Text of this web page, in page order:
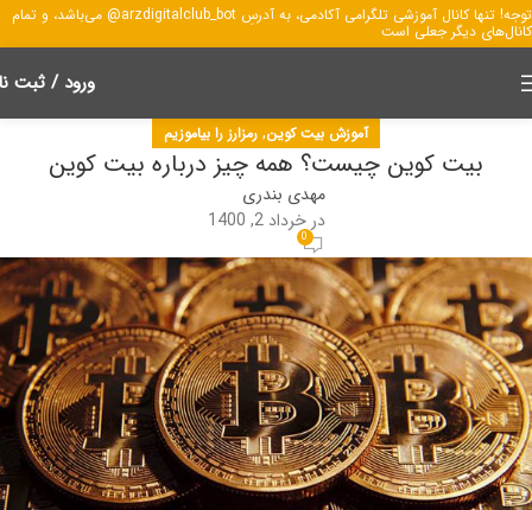
توجه! تنها کانال آموزشی تلگرامی آکادمی، به آدرسِ arzdigitalclub_bot@ می‌باشد، و تمام
کانال‌های دیگر جعلی است
ورود / ثبت
آموزش بیت کوین, رمزارز را بیاموزیم
بیت کوین چیست؟ همه چیز درباره بیت کوین
مهدی بندری
در خرداد 2, 1400
0